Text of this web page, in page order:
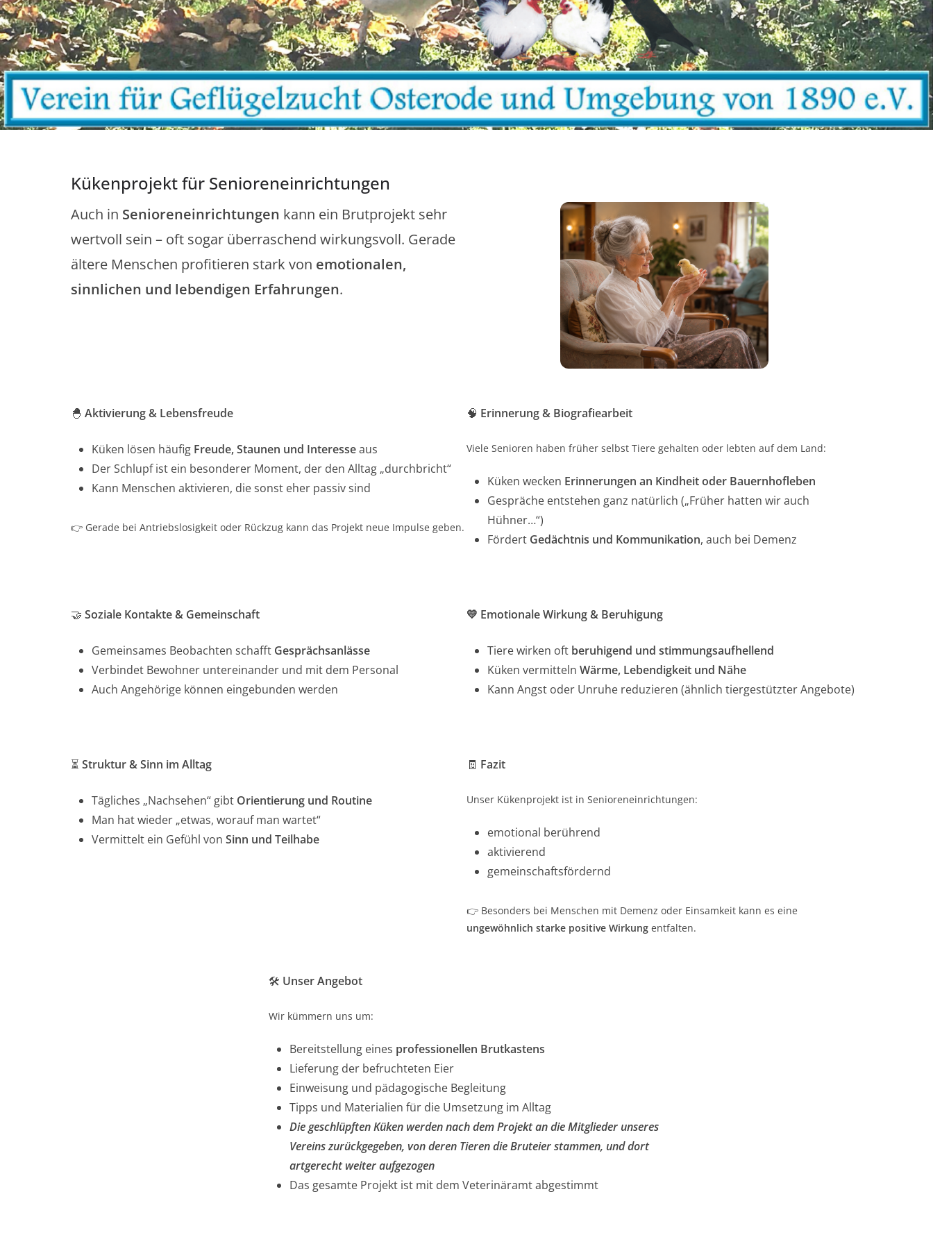
Kükenprojekt für Senioreneinrichtungen
Auch in Senioreneinrichtungen kann ein Brutprojekt sehr
wertvoll sein – oft sogar überraschend wirkungsvoll. Gerade
ältere Menschen profitieren stark von emotionalen,
sinnlichen und lebendigen Erfahrungen.
🐣 Aktivierung & Lebensfreude
Küken lösen häufig Freude, Staunen und Interesseaus
Der Schlupf ist ein besonderer Moment, der den Alltag „durchbricht“
Kann Menschen aktivieren, die sonst eher passiv sind
👉 Gerade bei Antriebslosigkeit oder Rückzug kann das Projekt neue Impulse geben.
🧠 Erinnerung & Biografiearbeit
Viele Senioren haben früher selbst Tiere gehalten oder lebten auf dem Land:
Küken wecken Erinnerungen an Kindheit oder Bauernhofleben
Gespräche entstehen ganz natürlich („Früher hatten wir auch
Hühner…“)
Fördert Gedächtnis und Kommunikation, auch bei Demenz
🤝 Soziale Kontakte & Gemeinschaft
Gemeinsames Beobachten schafft Gesprächsanlässe
Verbindet Bewohner untereinander und mit dem Personal
Auch Angehörige können eingebunden werden
💛 Emotionale Wirkung & Beruhigung
Tiere wirken oft beruhigend und stimmungsaufhellend
Küken vermitteln Wärme, Lebendigkeit und Nähe
Kann Angst oder Unruhe reduzieren (ähnlich tiergestützter Angebote)
⏳ Struktur & Sinn im Alltag
Tägliches „Nachsehen“ gibt Orientierung und Routine
Man hat wieder „etwas, worauf man wartet“
Vermittelt ein Gefühl von Sinn und Teilhabe
🧾 Fazit
Unser Kükenprojekt ist in Senioreneinrichtungen:
emotional berührend
aktivierend
gemeinschaftsfördernd
👉 Besonders bei Menschen mit Demenz oder Einsamkeit kann es eine
ungewöhnlich starke positive Wirkung entfalten.
🛠️ Unser Angebot
Wir kümmern uns um:
Bereitstellung eines professionellen Brutkastens
Lieferung der befruchteten Eier
Einweisung und pädagogische Begleitung
Tipps und Materialien für die Umsetzung im Alltag
Die geschlüpften Küken werden nach dem Projekt an die Mitglieder unseres
Vereins zurückgegeben, von deren Tieren die Bruteier stammen, und dort
artgerecht weiter aufgezogen
Das gesamte Projekt ist mit dem Veterinäramt abgestimmt